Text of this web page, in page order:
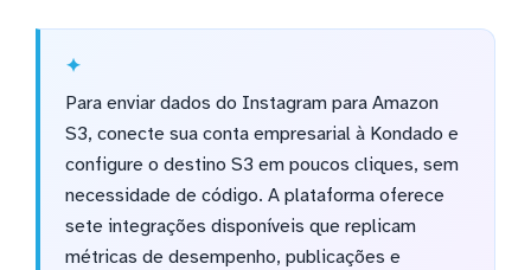
Para enviar dados do Instagram para Amazon
S3, conecte sua conta empresarial à Kondado e
configure o destino S3 em poucos cliques, sem
necessidade de código. A plataforma oferece
sete integrações disponíveis que replicam
métricas de desempenho, publicações e